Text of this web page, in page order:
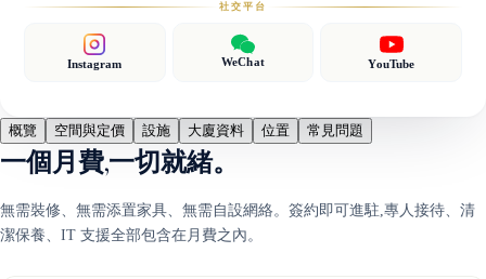
社交平台
Instagram WeChat YouTube
概覽 空間與定價 設施 大廈資料 位置 常見問題
一個月費,一切就緒。
無需裝修、無需添置家具、無需自設網絡。簽約即可進駐,專人接待、清
潔保養、IT 支援全部包含在月費之內。